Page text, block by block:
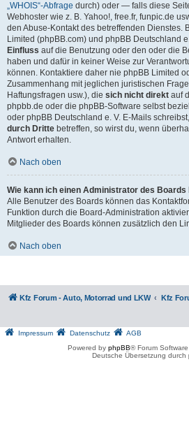
„WHOIS“-Abfrage durch) oder — falls diese
Webhoster wie z. B. Yahoo!, free.fr, funpic.de
den Abuse-Kontakt des betreffenden Dienstes.
Limited (phpBB.com) und phpBB Deutschland
Einfluss auf die Benutzung oder den oder die
haben und dafür in keiner Weise zur
können. Kontaktiere daher nie phpBB Limited
Zusammenhang mit jeglichen juristischen
Haftungsfragen usw.), die sich nicht direkt auf
phpbb.de oder die phpBB-Software selbst
oder phpBB Deutschland e. V. E-Mails
durch Dritte betreffen, so wirst du, wenn
Antwort erhalten.
Nach oben
Wie kann ich einen Administrator des
Alle Benutzer des Boards können das
Funktion durch die Board-Administration
Mitglieder des Boards können zusätzlich den
Nach oben
Kfz Forum - Auto, Motorrad und LKW Kfz
Impressum Datenschutz
AGB
Powered by phpBB® Forum
Deutsche Übersetzung durch